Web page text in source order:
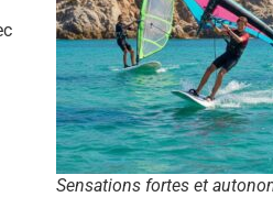
Sensations fortes et